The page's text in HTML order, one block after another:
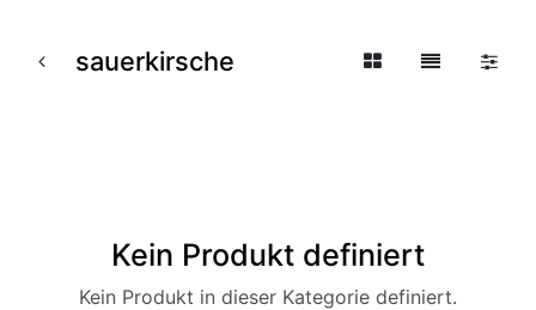
sauerkirsche
Kein Produkt definiert
Kein Produkt in dieser Kategorie definiert.